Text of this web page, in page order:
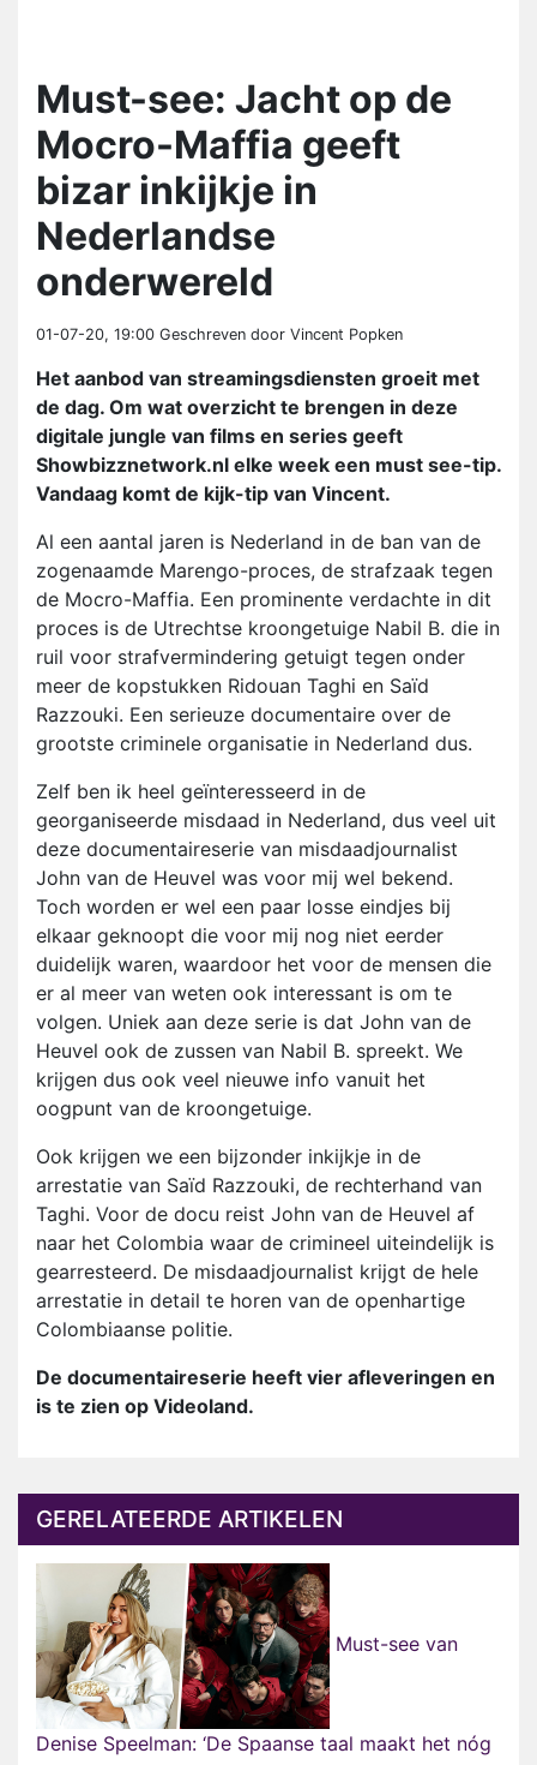
Must-see: Jacht op de
Mocro-Maffia geeft
bizar inkijkje in
Nederlandse
onderwereld
01-07-20, 19:00 Geschreven door Vincent Popken
Het aanbod van streamingsdiensten groeit met
de dag. Om wat overzicht te brengen in deze
digitale jungle van films en series geeft
Showbizznetwork.nl elke week een must see-tip.
Vandaag komt de kijk-tip van Vincent.
Al een aantal jaren is Nederland in de ban van de
zogenaamde Marengo-proces, de strafzaak tegen
de Mocro-Maffia. Een prominente verdachte in dit
proces is de Utrechtse kroongetuige Nabil B. die in
ruil voor strafvermindering getuigt tegen onder
meer de kopstukken Ridouan Taghi en Saïd
Razzouki. Een serieuze documentaire over de
grootste criminele organisatie in Nederland dus.
Zelf ben ik heel geïnteresseerd in de
georganiseerde misdaad in Nederland, dus veel uit
deze documentaireserie van misdaadjournalist
John van de Heuvel was voor mij wel bekend.
Toch worden er wel een paar losse eindjes bij
elkaar geknoopt die voor mij nog niet eerder
duidelijk waren, waardoor het voor de mensen die
er al meer van weten ook interessant is om te
volgen. Uniek aan deze serie is dat John van de
Heuvel ook de zussen van Nabil B. spreekt. We
krijgen dus ook veel nieuwe info vanuit het
oogpunt van de kroongetuige.
Ook krijgen we een bijzonder inkijkje in de
arrestatie van Saïd Razzouki, de rechterhand van
Taghi. Voor de docu reist John van de Heuvel af
naar het Colombia waar de crimineel uiteindelijk is
gearresteerd. De misdaadjournalist krijgt de hele
arrestatie in detail te horen van de openhartige
Colombiaanse politie.
De documentaireserie heeft vier afleveringen en
is te zien op Videoland.
GERELATEERDE ARTIKELEN
Must-see van
Denise Speelman: ‘De Spaanse taal maakt het nóg